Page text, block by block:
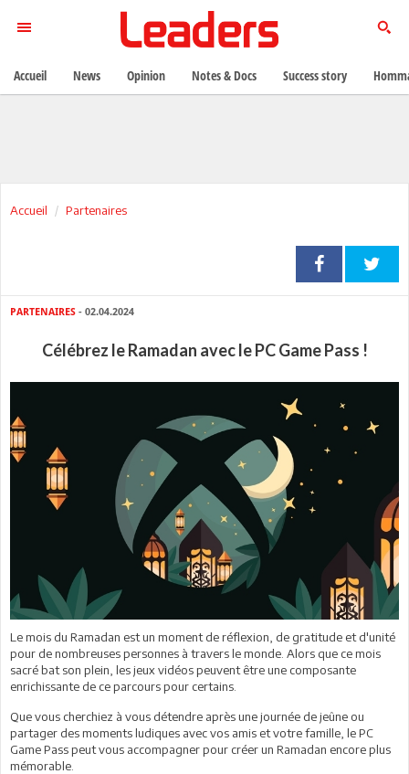
Accueil Partenaires
PARTENAIRES - 02.04.2024
Célébrez le Ramadan avec le PC Game Pass !
Le mois du Ramadan est un moment de réflexion, de gratitude et d'unité
pour de nombreuses personnes à travers le monde. Alors que ce mois
sacré bat son plein, les jeux vidéos peuvent être une composante
enrichissante de ce parcours pour certains.
Que vous cherchiez à vous détendre après une journée de jeûne ou
partager des moments ludiques avec vos amis et votre famille, le PC
Game Pass peut vous accompagner pour créer un Ramadan encore plus
mémorable.
Accueil News Opinion Notes & Docs Success story